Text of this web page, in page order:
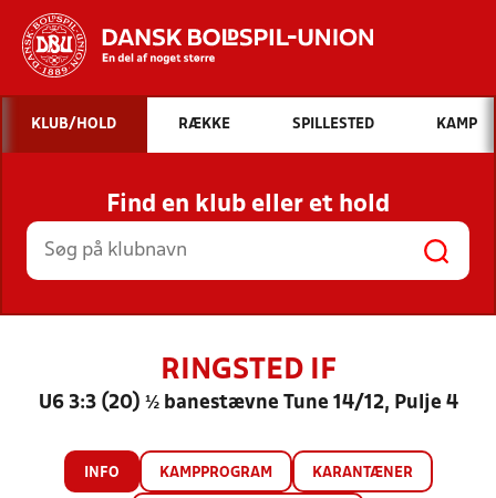
Hvad vil du søge efter?
INDHOLD OG NYHEDER
STILLINGER, RESULTATER, KLUBBER OG
HOLD
KLUB/HOLD RÆKKE SPILLESTED KAMP
Find en klub eller et hold
RINGSTED IF
U6 3:3 (20) ½ banestævne Tune 14/12, Pulje 4
INFO KAMPPROGRAM KARANTÆNER